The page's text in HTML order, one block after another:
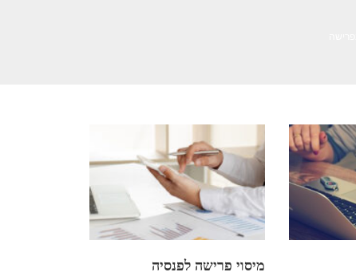
מיסוי פרישה לפנסיה